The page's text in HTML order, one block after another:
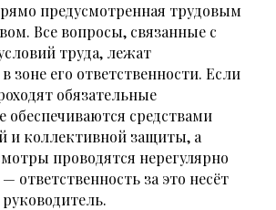
предусмотренная трудовым
Все вопросы, связанные с
труда, лежат
зоне его ответственности. Если
обязательные
обеспечиваются средствами
и коллективной защиты, а
проводятся нерегулярно
ответственность за это несёт